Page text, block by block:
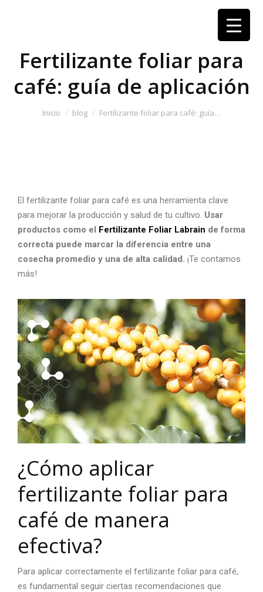
Fertilizante foliar para
café: guía de aplicación
Estás aquí:
Inicio blog Fertilizante foliar para café: guía…
El fertilizante foliar para café es una herramienta clave
para mejorar la producción y salud de tu cultivo. Usar
productos como el Fertilizante Foliar Labrain de forma
correcta puede marcar la diferencia entre una
cosecha promedio y una de alta calidad. ¡Te contamos
más!
¿Cómo aplicar
fertilizante foliar para
café de manera
efectiva?
Para aplicar correctamente el fertilizante foliar para café,
es fundamental seguir ciertas recomendaciones que